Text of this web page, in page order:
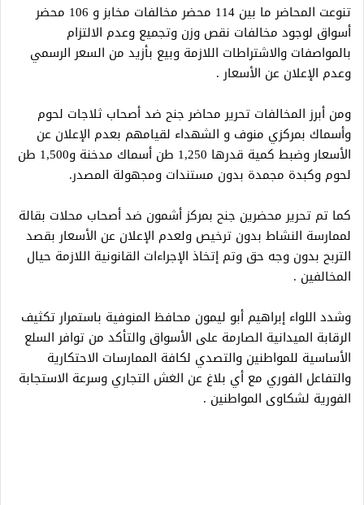
تنوعت المحاضر ما بين 114 محضر مخالفات مخابز و 106 محضر
أسواق لوجود مخالفات نقص وزن وتجميع وعدم الالتزام
بالمواصفات والاشتراطات اللازمة وبيع بأزيد من السعر الرسمي
وعدم الإعلان عن الأسعار .
ومن أبرز المخالفات تحرير محاضر جنح ضد أصحاب ثلاجات لحوم
وأسماك بمركزي منوف و الشهداء لقيامهم بعدم الإعلان عن
الأسعار وضبط كمية قدرها 1,250 طن أسماك مدخنة و1,500 طن
لحوم وكبدة مجمدة بدون مستندات ومجهولة المصدر.
كما تم تحرير محضرين جنح بمركز أشمون ضد أصحاب محلات بقالة
لممارسة النشاط بدون ترخيص ولعدم الإعلان عن الأسعار بقصد
التربح بدون وجه حق وتم إتخاذ الإجراءات القانونية اللازمة حيال
المخالفين .
وشدد اللواء إبراهيم أبو ليمون محافظ المنوفية باستمرار تكثيف
الرقابة الميدانية الصارمة على الأسواق والتأكد من توافر السلع
الأساسية للمواطنين والتصدي لكافة الممارسات الاحتكارية
والتفاعل الفوري مع أي بلاغ عن الغش التجاري وسرعة الاستجابة
الفورية لشكاوى المواطنين .